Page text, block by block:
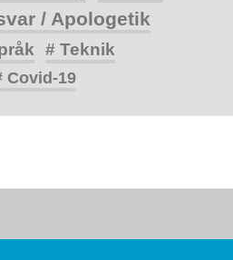
/ Apologetik
# Teknik
Covid-19